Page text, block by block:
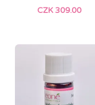
CZK 309.00